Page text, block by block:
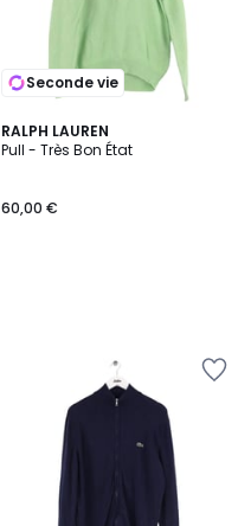
Seconde vie
RALPH LAUREN
Pull - Très Bon État
60,00 €